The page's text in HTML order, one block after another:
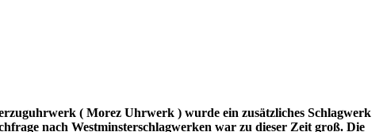
( Morez Uhrwerk ) wurde ein zusätzliches Schlagwerk
nach Westminsterschlagwerken war zu dieser Zeit groß. Die